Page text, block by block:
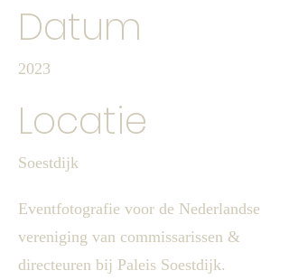
Datum
2023
Locatie
Soestdijk
Eventfotografie voor de Nederlandse
vereniging van commissarissen &
directeuren bij Paleis Soestdijk.